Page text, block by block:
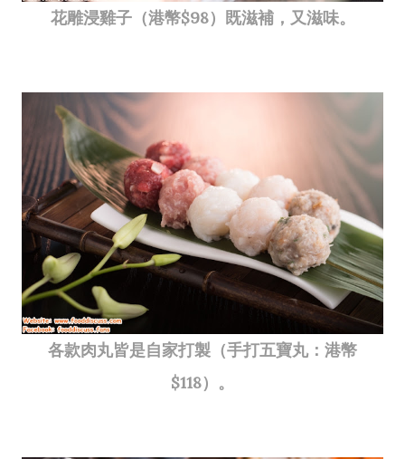
花雕浸雞子（港幣$98）既滋補，又滋味。
各款肉丸皆是自家打製（手打五寶丸：港幣
$118）。